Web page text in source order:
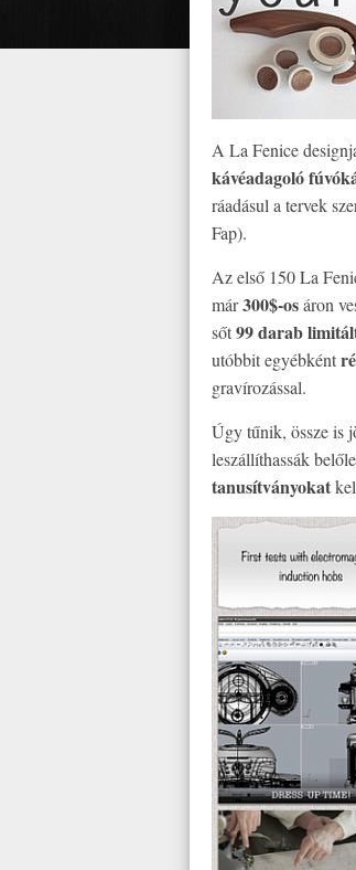
A La Fenice
kávéadagoló
ráadásul a tervek
Fap).
Az első 150 La
már300$-osáron
sőt99 darab
utóbbit egyébként
gravírozással.
Úgy tűnik, össze is
leszállíthassák
tanusítványokat